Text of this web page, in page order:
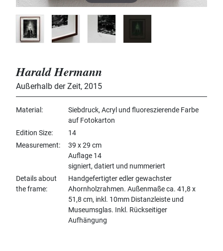
Harald Hermann
Außerhalb der Zeit, 2015
Material
Siebdruck, Acryl und fluoreszierende Farbe
auf Fotokarton
Edition Size
14
Measurement
39 x 29 cm
Auflage 14
signiert, datiert und nummeriert
Details about
the frame
Handgefertigter edler gewachster
Ahornholzrahmen. Außenmaße ca. 41,8 x
51,8 cm, inkl. 10mm Distanzleiste und
Museumsglas. Inkl. Rückseitiger
Aufhängung